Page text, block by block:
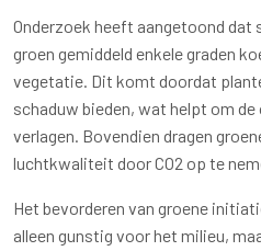
Onderzoek heeft aangetoond dat
groen gemiddeld enkele graden
vegetatie. Dit komt doordat
schaduw bieden, wat helpt om
verlagen. Bovendien dragen
luchtkwaliteit door CO2 op te
Het bevorderen van groene
alleen gunstig voor het milieu,